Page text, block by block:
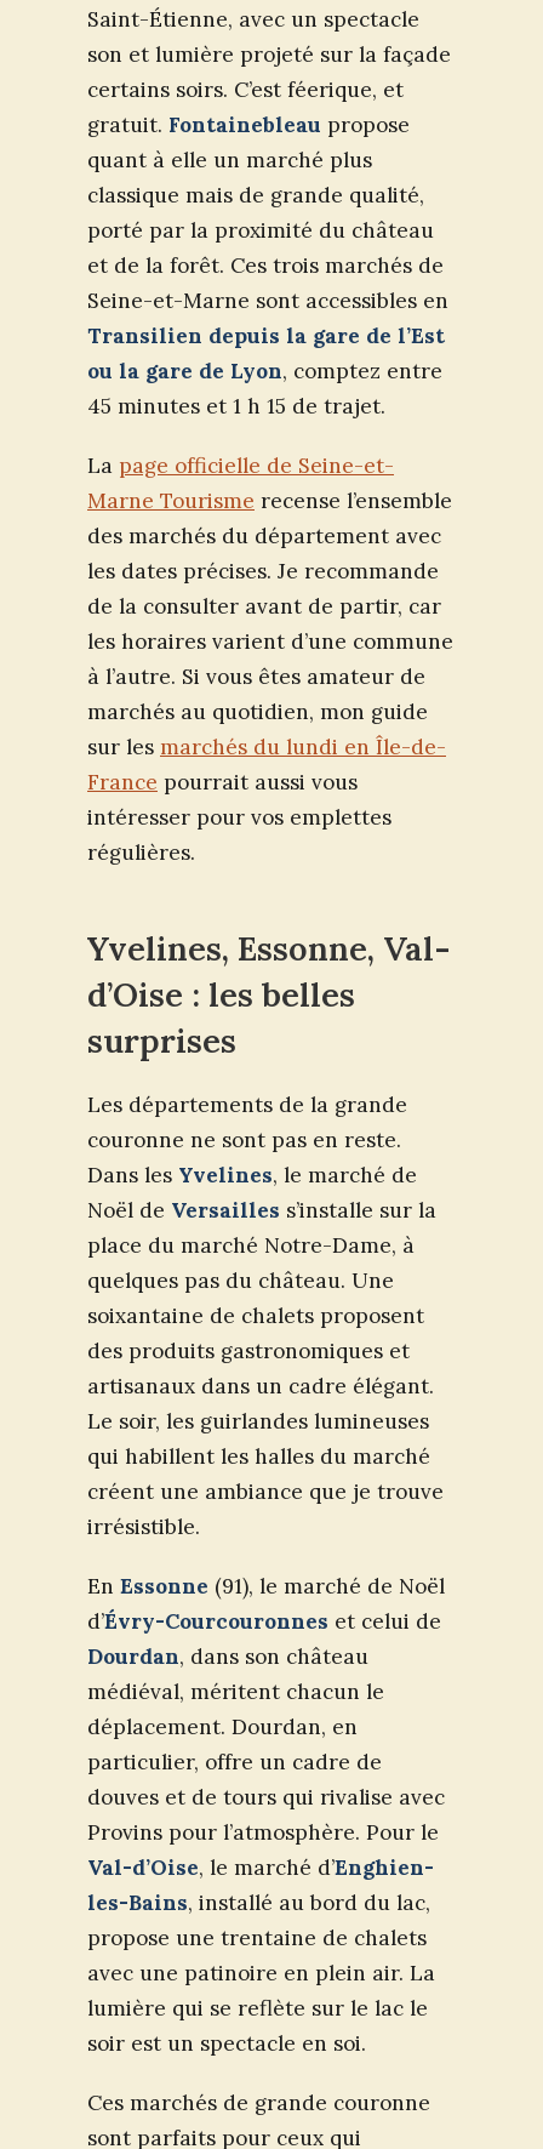
Saint-Étienne, avec un spectacle
son et lumière projeté sur la façade
certains soirs. C’est féerique, et
gratuit. Fontainebleau propose
quant à elle un marché plus
classique mais de grande qualité,
porté par la proximité du château
et de la forêt. Ces trois marchés de
Seine-et-Marne sont accessibles en
Transilien depuis la gare de l’Est
ou la gare de Lyon, comptez entre
45 minutes et 1 h 15 de trajet.
La page officielle de Seine-et-
Marne Tourisme recense l’ensemble
des marchés du département avec
les dates précises. Je recommande
de la consulter avant de partir, car
les horaires varient d’une commune
à l’autre. Si vous êtes amateur de
marchés au quotidien, mon guide
sur les marchés du lundi en Île-de-
France pourrait aussi vous
intéresser pour vos emplettes
régulières.
Yvelines, Essonne, Val-
d’Oise : les belles
surprises
Les départements de la grande
couronne ne sont pas en reste.
Dans les Yvelines, le marché de
Noël de Versailles s’installe sur la
place du marché Notre-Dame, à
quelques pas du château. Une
soixantaine de chalets proposent
des produits gastronomiques et
artisanaux dans un cadre élégant.
Le soir, les guirlandes lumineuses
qui habillent les halles du marché
créent une ambiance que je trouve
irrésistible.
En Essonne (91), le marché de Noël
d’Évry-Courcouronnes et celui de
Dourdan, dans son château
médiéval, méritent chacun le
déplacement. Dourdan, en
particulier, offre un cadre de
douves et de tours qui rivalise avec
Provins pour l’atmosphère. Pour le
Val-d’Oise, le marché d’Enghien-
les-Bains, installé au bord du lac,
propose une trentaine de chalets
avec une patinoire en plein air. La
lumière qui se reflète sur le lac le
soir est un spectacle en soi.
Ces marchés de grande couronne
sont parfaits pour ceux qui